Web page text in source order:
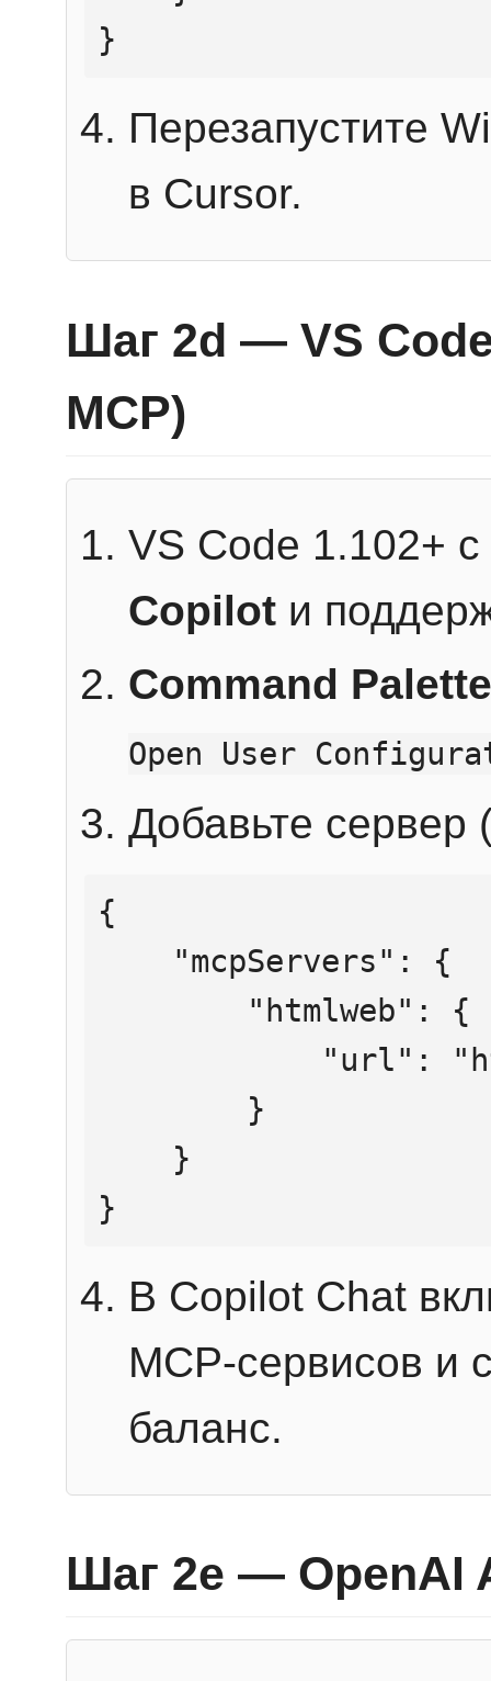
}
Перезапустите
в Cursor.
Шаг 2d — VS
MCP)
VS Code 1.102+
Copilot и
Command Palette
Open User
Добавьте сервер
{
}
В Copilot Chat
MCP-сервисов и
баланс.
Шаг 2e — OpenAI